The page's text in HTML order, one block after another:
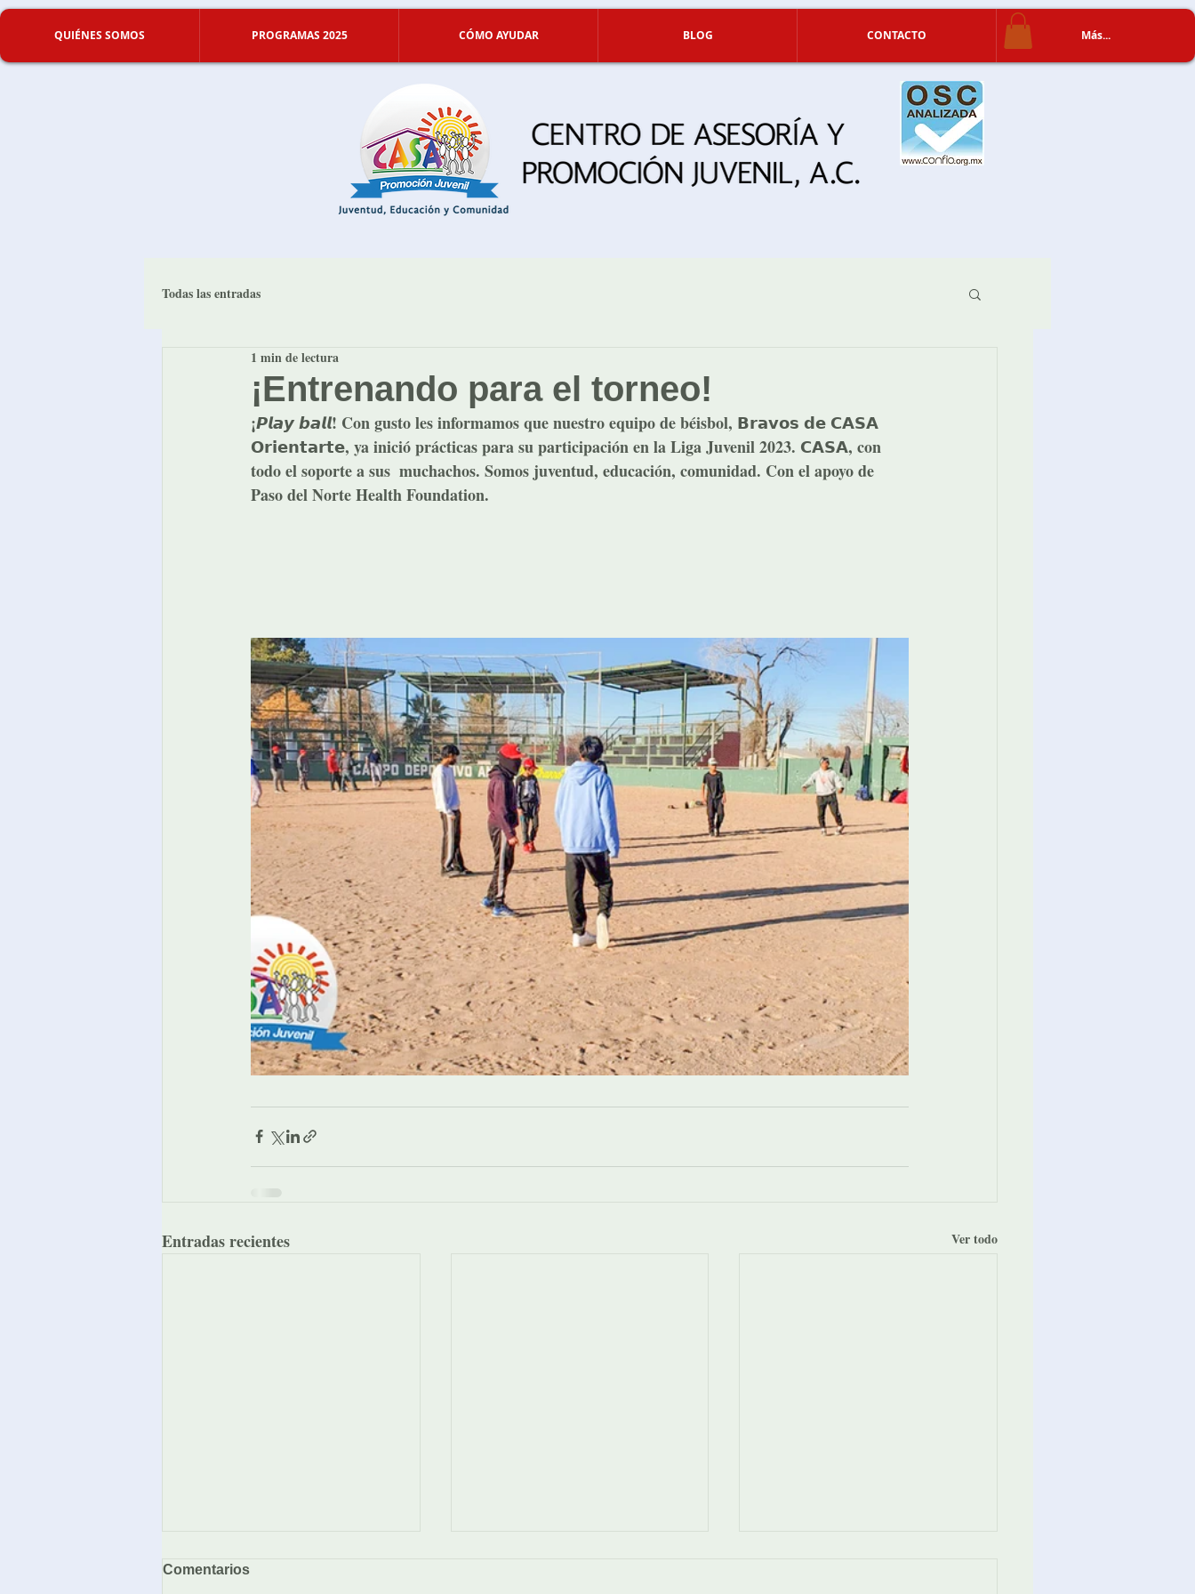
QUIÉNES SOMOS PROGRAMAS 2025 CÓMO AYUDAR BLOG CONTACTO Más...
Todas las entradas
¡Entrenando para el torneo!
1 min de lectura
¡𝙋𝙡𝙖𝙮 𝙗𝙖𝙡𝙡! Con gusto les informamos que nuestro equipo de béisbol, 𝗕𝗿𝗮𝘃𝗼𝘀 𝗱𝗲 𝗖𝗔𝗦𝗔
𝗢𝗿𝗶𝗲𝗻𝘁𝗮𝗿𝘁𝗲, ya inició prácticas para su participación en la Liga Juvenil 2023. 𝗖𝗔𝗦𝗔, con
todo el soporte a sus  muchachos. Somos juventud, educación, comunidad. Con el apoyo de
Paso del Norte Health Foundation.
Entradas recientes Ver todo
Comentarios